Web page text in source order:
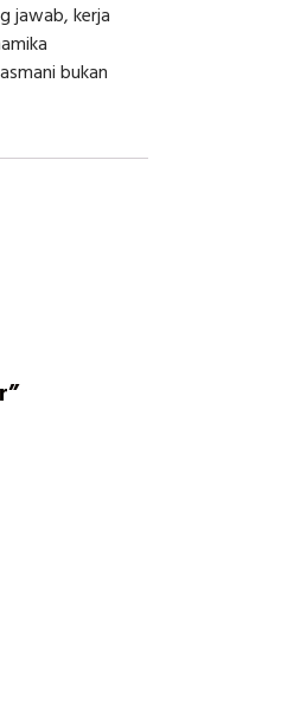
jawab, kerja
bukan